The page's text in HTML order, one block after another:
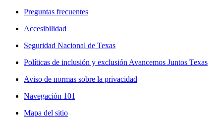
Preguntas frecuentes
Accesibilidad
Seguridad Nacional de Texas
Políticas de inclusión y exclusión Avancemos Juntos Texas
Aviso de normas sobre la privacidad
Navegación 101
Mapa del sitio